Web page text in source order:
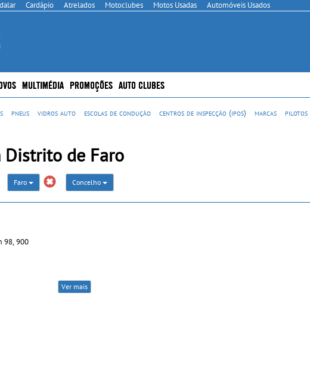
Cardápio Atrelados Motoclubes Motos Usadas Automóveis Usados
MULTIMÉDIA PROMOÇÕES AUTO CLUBES
pneus vidros auto escolas de condução centros de inspecção (ipos) marcas
pilotos
Distrito de Faro
Faro Concelho
98, 900
Ver mais